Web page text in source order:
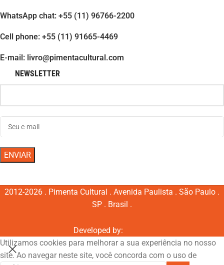
WhatsApp chat: +55 (11) 96766-2200
Cell phone: +55 (11) 91665-4469
E-mail: livro@pimentacultural.com
NEWSLETTER
2012-2026 . Pimenta Cultural . Avenida Paulista . São Paulo .
SP . Brasil .
Developed by:
Utilizamos cookies para melhorar a sua experiência no nosso
site. Ao navegar neste site, você concorda com o uso de